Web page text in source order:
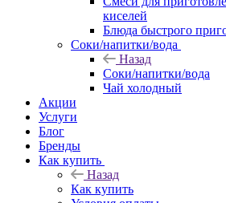
киселей
Блюда быстрого
Соки/напитки/вода
Назад
Соки/напитки/вода
Чай холодный
Акции
Услуги
Блог
Бренды
Как купить
Назад
Как купить